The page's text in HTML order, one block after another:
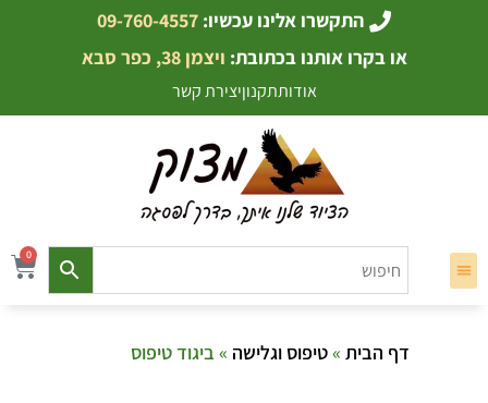
התקשרו אלינו עכשיו: 09-760-4557
או בקרו אותנו בכתובת: ויצמן 38, כפר סבא
אודותתקנוןיצירת קשר
0
דף הבית »טיפוס וגלישה » ביגוד טיפוס